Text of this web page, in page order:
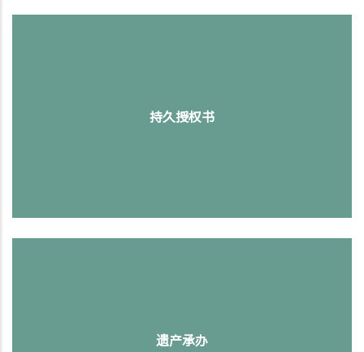
持久授权书
遗产承办